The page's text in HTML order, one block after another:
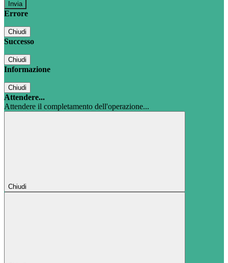
Errore
Chiudi
Successo
Chiudi
Informazione
Chiudi
Attendere...
Attendere il completamento dell'operazione...
Chiudi